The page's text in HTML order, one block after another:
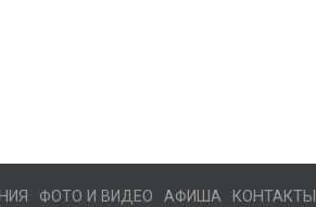
ФОТО И ВИДЕО АФИША КОНТАКТЫ